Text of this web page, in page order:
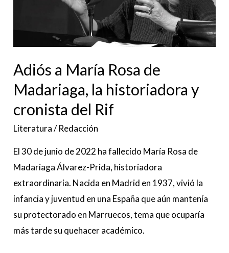
Adiós a María Rosa de
Madariaga, la historiadora y
cronista del Rif
Literatura/Redacción
El 30 de junio de 2022 ha fallecido María Rosa de
Madariaga Álvarez-Prida, historiadora
extraordinaria. Nacida en Madrid en 1937, vivió la
infancia y juventud en una España que aún mantenía
su protectorado en Marruecos, tema que ocuparía
más tarde su quehacer académico.
y
cronista
del
Rif